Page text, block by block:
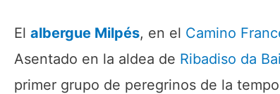
El albergue Milpés, en el Camino
Asentado en la aldea de Ribadiso da
primer grupo de peregrinos de la